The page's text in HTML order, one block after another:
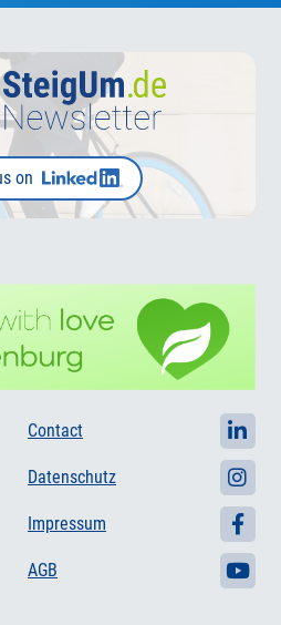
on
Contact
Datenschutz
Impressum
AGB